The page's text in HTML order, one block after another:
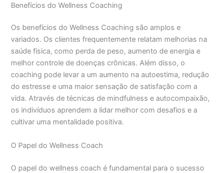
Benefícios do Wellness Coaching
Os benefícios do Wellness Coaching são amplos e
variados. Os clientes frequentemente relatam melhorias na
saúde física, como perda de peso, aumento de energia e
melhor controle de doenças crônicas. Além disso, o
coaching pode levar a um aumento na autoestima, redução
do estresse e uma maior sensação de satisfação com a
vida. Através de técnicas de mindfulness e autocompaixão,
os indivíduos aprendem a lidar melhor com desafios e a
cultivar uma mentalidade positiva.
O Papel do Wellness Coach
O papel do wellness coach é fundamental para o sucesso